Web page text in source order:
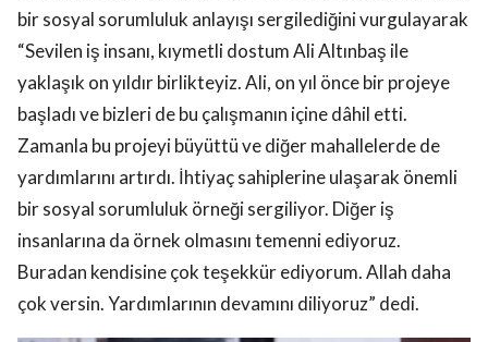
bir sosyal sorumluluk anlayışı sergilediğini vurgulayarak
“Sevilen iş insanı, kıymetli dostum Ali Altınbaş ile
yaklaşık on yıldır birlikteyiz. Ali, on yıl önce bir projeye
başladı ve bizleri de bu çalışmanın içine dâhil etti.
Zamanla bu projeyi büyüttü ve diğer mahallelerde de
yardımlarını artırdı. İhtiyaç sahiplerine ulaşarak önemli
bir sosyal sorumluluk örneği sergiliyor. Diğer iş
insanlarına da örnek olmasını temenni ediyoruz.
Buradan kendisine çok teşekkür ediyorum. Allah daha
çok versin. Yardımlarının devamını diliyoruz” dedi.